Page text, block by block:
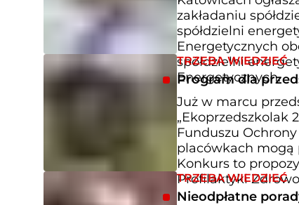
zakładaniu
spółdzielni
Energetycznych
spółdzielni
Energetycznych.
TRZEBA WIEDZIEĆ
Program dla
Już w marcu
„Ekoprzedszkolak
Funduszu
placówkach mogą
Konkurs to
Profilaktyki
TRZEBA WIEDZIEĆ
Nieodpłatne